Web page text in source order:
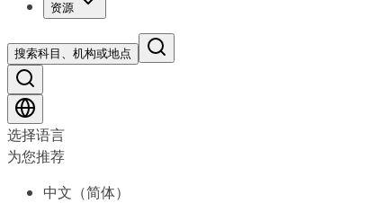
资源
搜索科目、机构或地点
选择语言
为您推荐
中文（简体）